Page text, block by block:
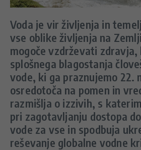
Voda je vir življenja in
vse oblike življenja na
mogoče vzdrževati zdravja,
splošnega blagostanja
vode, ki ga praznujemo 22.
osredotoča na pomen in
razmišlja o izzivih, s
pri zagotavljanju dostopa
vode za vse in spodbuja
reševanje globalne vodne